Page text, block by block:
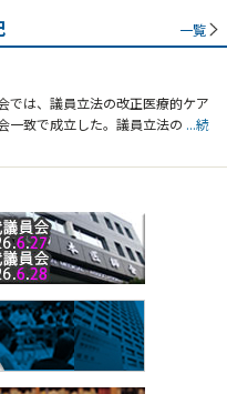
一覧
では、議員立法の改正医療的ケア
一致で成立した。議員立法の ...続